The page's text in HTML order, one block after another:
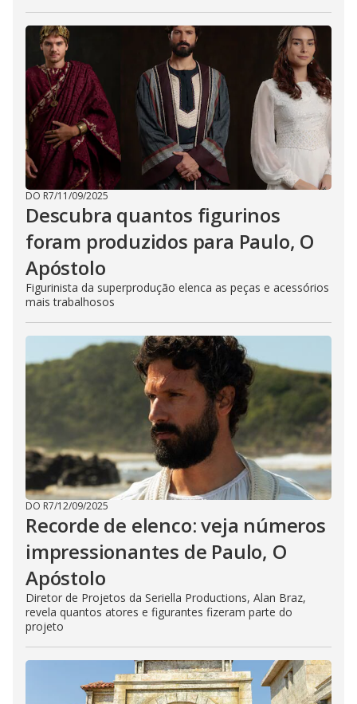
DO R7/11/09/2025
Descubra quantos figurinos
foram produzidos para Paulo, O
Apóstolo
Figurinista da superprodução elenca as peças e acessórios
mais trabalhosos
DO R7/12/09/2025
Recorde de elenco: veja números
impressionantes de Paulo, O
Apóstolo
Diretor de Projetos da Seriella Productions, Alan Braz,
revela quantos atores e figurantes fizeram parte do
projeto